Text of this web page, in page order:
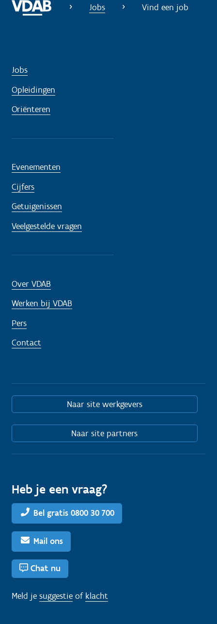
Jobs Vind een job
Jobs
Opleidingen
Oriënteren
Evenementen
Cijfers
Getuigenissen
Veelgestelde vragen
Over VDAB
Werken bij VDAB
Pers
Contact
Naar site werkgevers
Naar site partners
Heb je een vraag?
Bel gratis 0800 30 700
Mail ons
Chat nu
Meld je suggestie of klacht